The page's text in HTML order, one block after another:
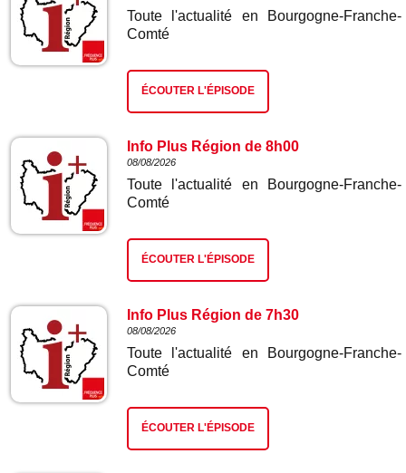
Toute l'actualité en Bourgogne-Franche-
Comté
ÉCOUTER L'ÉPISODE
Info Plus Région de 8h00
08/08/2026
Toute l'actualité en Bourgogne-Franche-
Comté
ÉCOUTER L'ÉPISODE
Info Plus Région de 7h30
08/08/2026
Toute l'actualité en Bourgogne-Franche-
Comté
ÉCOUTER L'ÉPISODE